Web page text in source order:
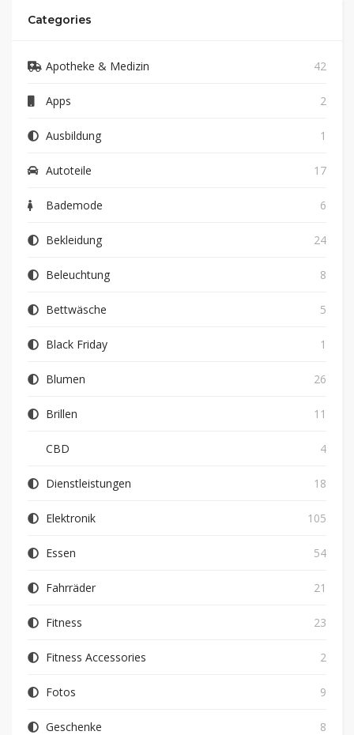
Categories
Apotheke & Medizin 42
Apps 2
Ausbildung 1
Autoteile 17
Bademode 6
Bekleidung 24
Beleuchtung 8
Bettwäsche 5
Black Friday 1
Blumen 26
Brillen 11
CBD 4
Dienstleistungen 18
Elektronik 105
Essen 54
Fahrräder 21
Fitness 23
Fitness Accessories 2
Fotos 9
Geschenke 8